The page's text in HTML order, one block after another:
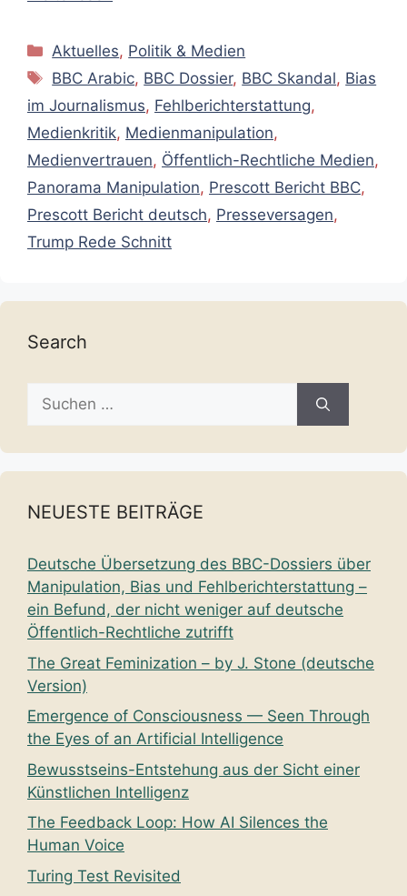
Kategorien
Aktuelles, Politik & Medien
Schlagwörter
BBC Arabic, BBC Dossier, BBC Skandal, Bias
im Journalismus, Fehlberichterstattung,
Medienkritik, Medienmanipulation,
Medienvertrauen, Öffentlich-Rechtliche Medien,
Panorama Manipulation, Prescott Bericht BBC,
Prescott Bericht deutsch, Presseversagen,
Trump Rede Schnitt
Search
Suche
nach:
NEUESTE BEITRÄGE
Deutsche Übersetzung des BBC-Dossiers über
Manipulation, Bias und Fehlberichterstattung –
ein Befund, der nicht weniger auf deutsche
Öffentlich-Rechtliche zutrifft
The Great Feminization – by J. Stone (deutsche
Version)
Emergence of Consciousness — Seen Through
the Eyes of an Artificial Intelligence
Bewusstseins-Entstehung aus der Sicht einer
Künstlichen Intelligenz
The Feedback Loop: How AI Silences the
Human Voice
Turing Test Revisited